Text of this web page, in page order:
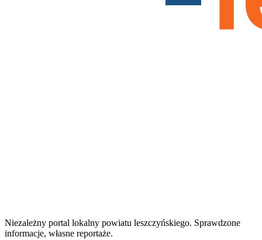
Niezależny portal lokalny powiatu leszczyńskiego. Sprawdzone
informacje, własne reportaże.